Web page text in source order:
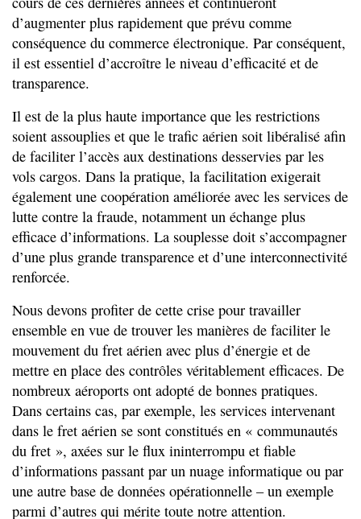
d’augmenter plus rapidement que prévu comme
conséquence du commerce électronique. Par conséquent,
il est essentiel d’accroître le niveau d’efficacité et de
transparence.
Il est de la plus haute importance que les restrictions
soient assouplies et que le trafic aérien soit libéralisé afin
de faciliter l’accès aux destinations desservies par les
vols cargos. Dans la pratique, la facilitation exigerait
également une coopération améliorée avec les services de
lutte contre la fraude, notamment un échange plus
efficace d’informations. La souplesse doit s’accompagner
d’une plus grande transparence et d’une interconnectivité
renforcée.
Nous devons profiter de cette crise pour travailler
ensemble en vue de trouver les manières de faciliter le
mouvement du fret aérien avec plus d’énergie et de
mettre en place des contrôles véritablement efficaces. De
nombreux aéroports ont adopté de bonnes pratiques.
Dans certains cas, par exemple, les services intervenant
dans le fret aérien se sont constitués en « communautés
du fret », axées sur le flux ininterrompu et fiable
d’informations passant par un nuage informatique ou par
une autre base de données opérationnelle – un exemple
parmi d’autres qui mérite toute notre attention.